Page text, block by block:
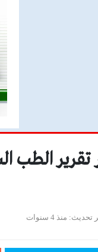
الطب
تحديث منذ 4 سنوات